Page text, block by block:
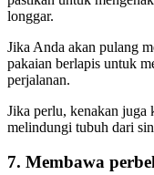
longgar.
Jika Anda akan pulang
pakaian berlapis untuk
perjalanan.
Jika perlu, kenakan juga
melindungi tubuh dari
7. Membawa